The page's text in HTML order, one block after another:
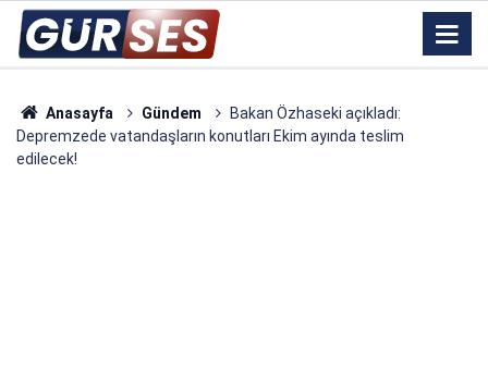
Anasayfa Gündem
Bakan Özhaseki açıkladı:
Depremzede vatandaşların konutları Ekim ayında teslim
edilecek!